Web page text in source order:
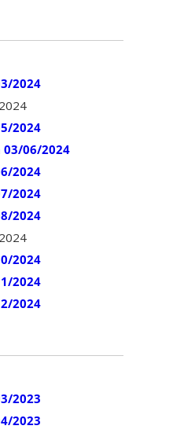
2024
2024
06/2024
2024
2024
2024
2024
2024
2024
2023
2023